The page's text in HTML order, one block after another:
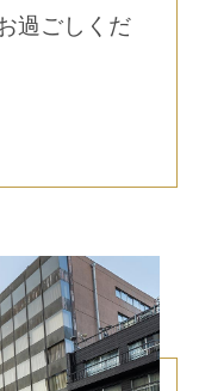
過ごしくだ